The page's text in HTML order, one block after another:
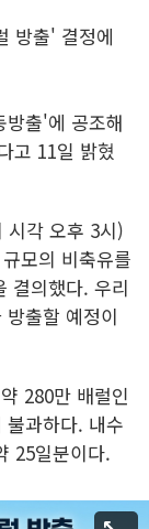
방출' 결정에
출'에 공조해
고 11일 밝혔
시각 오후 3시)
모의 비축유를
의했다. 우리
출할 예정이
280만 배럴인
과하다. 내수
25일분이다.